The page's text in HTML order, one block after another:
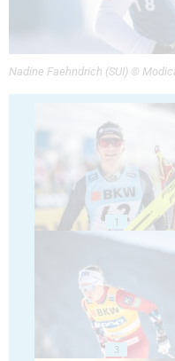
Nadine Faehndrich (SUI) ©
1
3